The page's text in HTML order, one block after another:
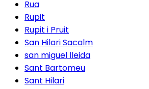
Rua
Rupit
Rupit i Pruit
San Hilari Sacalm
san miguel lleida
Sant Bartomeu
Sant Hilari